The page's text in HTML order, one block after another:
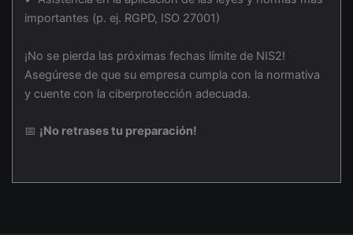
importantes (p. ej. RGPD, ISO 27001)
¡No se pierda las próximas fechas límite de NIS2!
Asegúrese de que su empresa cumpla con la normativa
y cuente con la ciberprotección adecuada.
📅 ¡No retrases tu preparación!